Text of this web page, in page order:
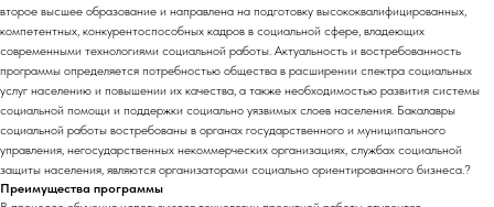
второе высшее образование и направлена на подготовку высококвалифицированных,
компетентных, конкурентоспособных кадров в социальной сфере, владеющих
современными технологиями социальной работы. Актуальность и востребованность
программы определяется потребностью общества в расширении спектра социальных
услуг населению и повышении их качества, а также необходимостью развития системы
социальной помощи и поддержки социально уязвимых слоев населения. Бакалавры
социальной работы востребованы в органах государственного и муниципального
управления, негосударственных некоммерческих организациях, службах социальной
защиты населения, являются организаторами социально ориентированного бизнеса.?
Преимущества программы